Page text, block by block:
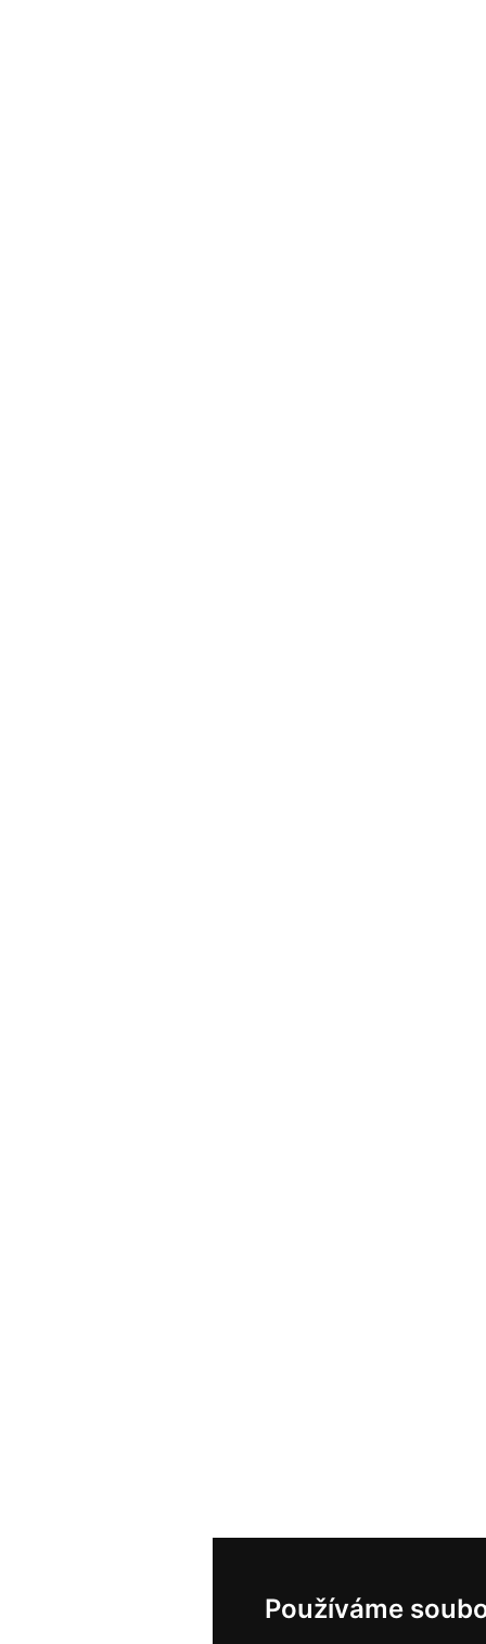
Používáme